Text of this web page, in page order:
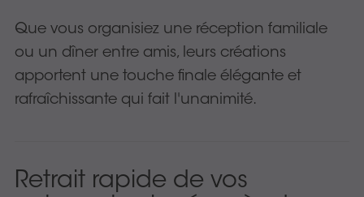
Que vous organisiez une réception familiale
ou un dîner entre amis, leurs créations
apportent une touche finale élégante et
rafraîchissante qui fait l'unanimité.
Retrait rapide de vos